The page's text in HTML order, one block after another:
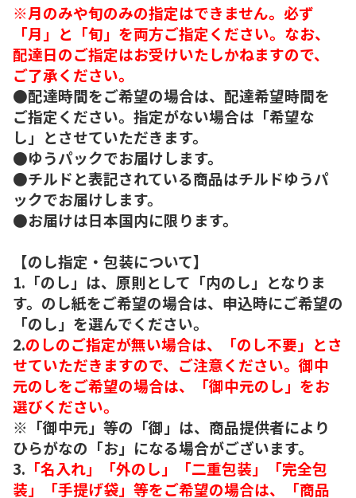
※月のみや旬のみの指定はできません。必ず
「月」と「旬」を両方ご指定ください。なお、
配達日のご指定はお受けいたしかねますので、
ご了承ください。
●配達時間をご希望の場合は、配達希望時間を
ご指定ください。指定がない場合は「希望な
し」とさせていただきます。
●ゆうパックでお届けします。
●チルドと表記されている商品はチルドゆうパ
ックでお届けします。
●お届けは日本国内に限ります。
【のし指定・包装について】
1.「のし」は、原則として「内のし」となりま
す。のし紙をご希望の場合は、申込時にご希望の
「のし」を選んでください。
2.のしのご指定が無い場合は、「のし不要」とさ
せていただきますので、ご注意ください。御中
元のしをご希望の場合は、「御中元のし」をお
選びください。
※「御中元」等の「御」は、商品提供者により
ひらがなの「お」になる場合がございます。
3. 「名入れ」「外のし」「二重包装」「完全包
装」「手提げ袋」等をご希望の場合は、「商品